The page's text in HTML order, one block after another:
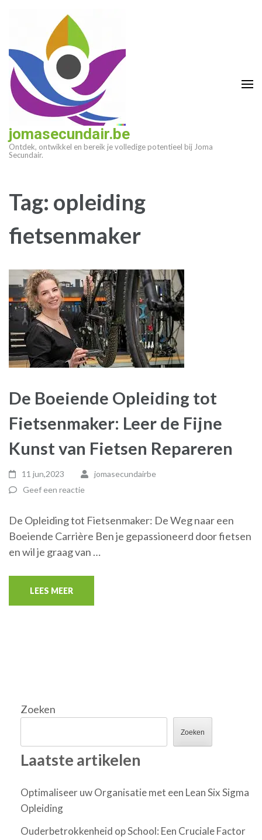
(druk
enter)
jomasecundair.be
Ontdek, ontwikkel en bereik je volledige potentieel bij Joma
Secundair.
Tag: opleiding
fietsenmaker
De Boeiende Opleiding tot
Fietsenmaker: Leer de Fijne
Kunst van Fietsen Repareren
11 jun,2023
jomasecundairbe
Geef een reactie
De Opleiding tot Fietsenmaker: De Weg naar een
Boeiende Carrière Ben je gepassioneerd door fietsen
en wil je graag van …
LEES MEER
Zoeken
Zoeken
Laatste artikelen
Optimaliseer uw Organisatie met een Lean Six Sigma
Opleiding
Ouderbetrokkenheid op School: Een Cruciale Factor